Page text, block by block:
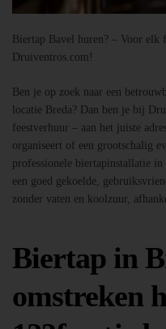
Biertap Bavel huren? – Voor elk
Druiventros.com!
Ben je op zoek naar een
locatie Breda? Dan ben je bij
feestverhuur – aan het juiste
organiseert of een grootschalig
professionele biertapinstallatie
een goed gekoelde,
zonder vaten en koolzuur,
Biertap in
omstreken